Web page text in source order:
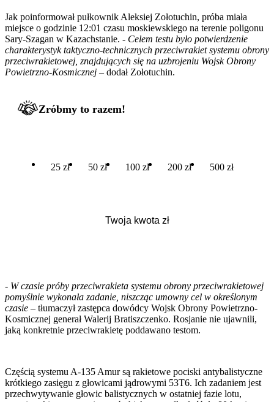
Jak poinformował pułkownik Aleksiej Zołotuchin, próba miała
miejsce o godzinie 12:01 czasu moskiewskiego na terenie poligonu
Sary-Szagan w Kazachstanie. - Celem testu było potwierdzenie
charakterystyk taktyczno-technicznych przeciwrakiet systemu obrony
przeciwrakietowej, znajdujących się na uzbrojeniu Wojsk Obrony
Powietrzno-Kosmicznej – dodał Zołotuchin.
Zróbmy to razem!
25 zł 50 zł 100 zł 200 zł 500 zł
- W czasie próby przeciwrakieta systemu obrony przeciwrakietowej
pomyślnie wykonała zadanie, niszcząc umowny cel w określonym
czasie – tłumaczył zastępca dowódcy Wojsk Obrony Powietrzno-
Kosmicznej generał Walerij Bratiszczenko. Rosjanie nie ujawnili,
jaką konkretnie przeciwrakietę poddawano testom.
Częścią systemu A-135 Amur są rakietowe pociski antybalistyczne
krótkiego zasięgu z głowicami jądrowymi 53T6. Ich zadaniem jest
przechwytywanie głowic balistycznych w ostatniej fazie lotu,